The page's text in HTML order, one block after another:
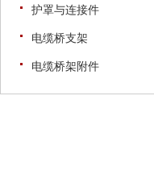
护罩与连接件
电缆桥支架
电缆桥架附件